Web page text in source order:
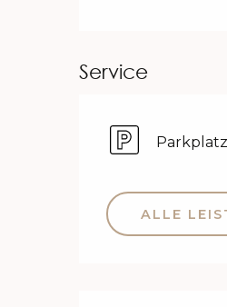
Service
Parkplatz
ALLE